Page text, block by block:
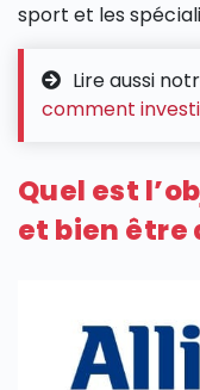
sport et les
Lire aussi
comment
Quel est
et bien être